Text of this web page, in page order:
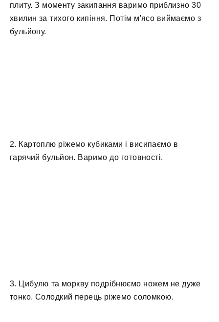
плиту. З моменту закипання варимо приблизно 30
хвилин за тихого кипіння. Потім м'ясо виймаємо з
бульйону.
2. Картоплю ріжемо кубиками і висипаємо в
гарячий бульйон. Варимо до готовності.
3. Цибулю та моркву подрібнюємо ножем не дуже
тонко. Солодкий перець ріжемо соломкою.